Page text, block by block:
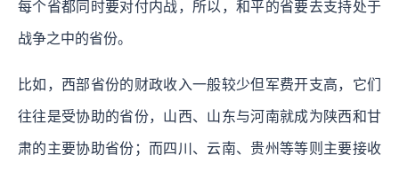
每个省都同时要对付内战，所以，和平的省要去支持处于
战争之中的省份。
比如，西部省份的财政收入一般较少但军费开支高，它们
往往是受协助的省份，山西、山东与河南就成为陕西和甘
肃的主要协助省份；而四川、云南、贵州等等则主要接收